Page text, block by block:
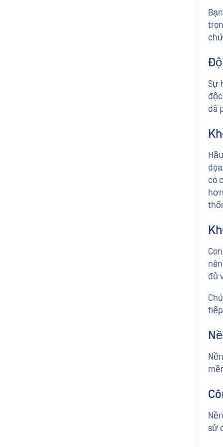
Sự
đã
có
đủ
sử